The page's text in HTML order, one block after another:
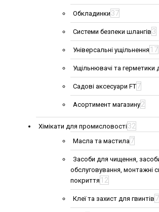
Обкладинки 37
Системи безпеки шлангів 3
Універсальні ущільнення 17
Ущільнювачі та герметики
Садові аксесуари FT7
Асортимент магазину2
Хімікати для промисловості32
Масла та мастила7
Засоби для чищення,
обслуговування, монтажні
покриття 12
Клеї та захист для гвинтів 7